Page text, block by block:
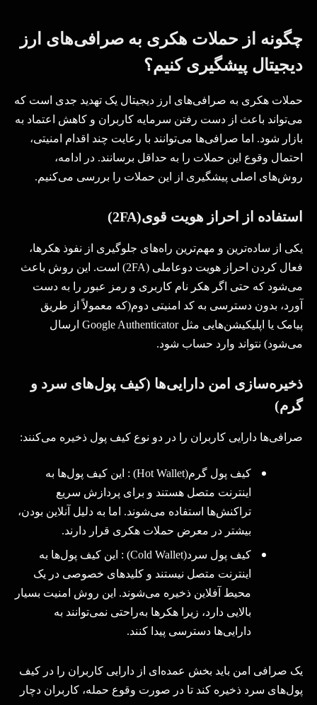
چگونه از حملات هکری به صرافی‌های ارز
دیجیتال پیشگیری کنیم؟
حملات هکری به صرافی‌های ارز دیجیتال یک تهدید جدی است که
می‌تواند باعث از دست رفتن سرمایه کاربران و کاهش اعتماد به
بازار شود. اما صرافی‌ها می‌توانند با رعایت چند اقدام امنیتی،
احتمال وقوع این حملات را به حداقل برسانند. در ادامه،
روش‌های اصلی پیشگیری از این حملات را بررسی می‌کنیم.
استفاده از احراز هویت قوی(2FA)
یکی از ساده‌ترین و مهم‌ترین راه‌های جلوگیری از نفوذ هکرها،
فعال کردن احراز هویت دوعاملی (2FA) است. این روش باعث
می‌شود که حتی اگر هکر نام کاربری و رمز عبور را به دست
آورد، بدون دسترسی به کد امنیتی دوم(که معمولاً از طریق
پیامک یا اپلیکیشن‌هایی مثل Google Authenticator ارسال
می‌شود) نتواند وارد حساب شود.
ذخیره‌سازی امن دارایی‌ها (کیف پول‌های سرد و
گرم)
صرافی‌ها دارایی کاربران را در دو نوع کیف پول ذخیره می‌کنند:
کیف پول گرم(Hot Wallet)
: این کیف پول‌ها به
اینترنت متصل هستند و برای پردازش سریع
تراکنش‌ها استفاده می‌شوند. اما به دلیل آنلاین بودن،
بیشتر در معرض حملات هکری قرار دارند.
کیف پول سرد(Cold Wallet)
: این کیف پول‌ها به
اینترنت متصل نیستند و کلیدهای خصوصی در یک
محیط آفلاین ذخیره می‌شوند. این روش امنیت بسیار
بالایی دارد، زیرا هکرها به‌راحتی نمی‌توانند به
دارایی‌ها دسترسی پیدا کنند.
یک صرافی امن باید بخش عمده‌ای از دارایی کاربران را در کیف
پول‌های سرد ذخیره کند تا در صورت وقوع حمله، کاربران دچار